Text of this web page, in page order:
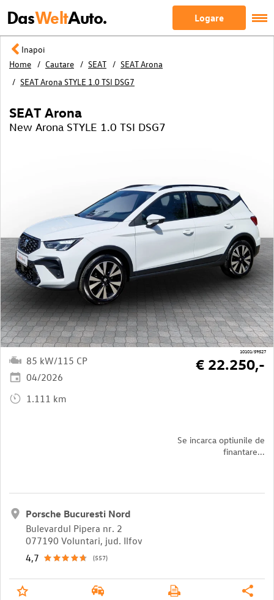
DasWeltAuto. Logare
Inapoi
Home
Cautare SEAT
SEAT Arona
SEAT Arona STYLE 1.0 TSI DSG7
10101/59527
SEAT Arona
New Arona STYLE 1.0 TSI DSG7
85 kW/115 CP
04/2026
1.111 km
Se incarca optiunile de
finantare...
€ 22.250,-
Porsche Bucuresti Nord
Bulevardul Pipera nr. 2
077190 Voluntari, jud. Ilfov
4,7
(557)